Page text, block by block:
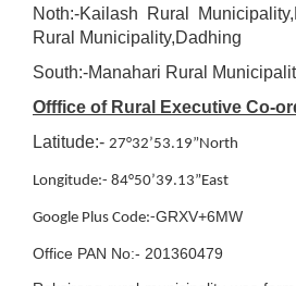
Noth:-Kailash Rural
Rural Municipality,Dadhing
South:-Manahari Rural
Offfice of Rural Executive Co-
Latitude:- 27°32’53.19”North
Longitude:- 84°50’39.13”East
Google Plus Code:-GRXV+6MW
Office PAN No:- 201360479